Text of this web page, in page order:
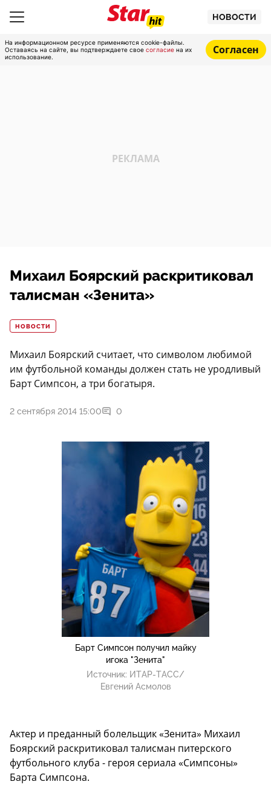
НОВОСТИ
На информационном ресурсе применяются cookie-файлы.
Оставаясь на сайте, вы подтверждаете свое согласие на их
использование.
Согласен
Михаил Боярский раскритиковал
талисман «Зенита»
НОВОСТИ
Михаил Боярский считает, что символом любимой
им футбольной команды должен стать не уродливый
Барт Симпсон, а три богатыря.
2 сентября 2014 15:00 0
Барт Симпсон получил майку
игока "Зенита"
Источник: ИТАР-ТАСС/
Евгений Асмолов
Актер и преданный болельщик «Зенита» Михаил
Боярский раскритиковал талисман питерского
футбольного клуба - героя сериала «Симпсоны»
Барта Симпсона.